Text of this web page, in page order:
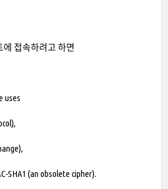
에 접속하려고 하면
uses
SHA1 (an obsolete cipher).